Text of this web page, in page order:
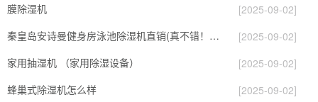
膜除湿机
[2025-09-02]
秦皇岛安诗曼健身房泳池除湿机直销(真不错！2023已更新)
[2025-09-02]
家用抽湿机 （家用除湿设备）
[2025-09-02]
蜂巢式除湿机怎么样
[2025-09-02]